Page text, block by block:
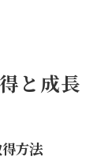
と成長
方法